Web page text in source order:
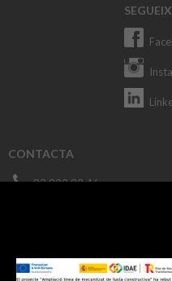
CONTACTA
93 822 82 46